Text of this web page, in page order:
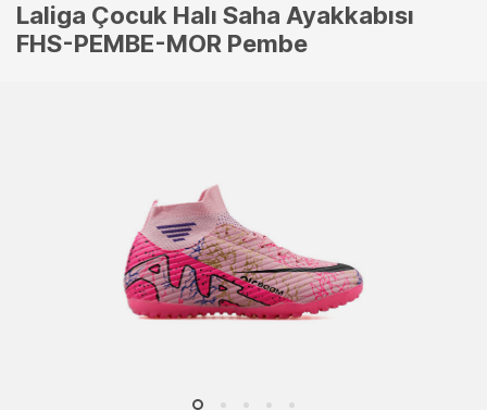
Laliga Çocuk Halı Saha Ayakkabısı
FHS-PEMBE-MOR Pembe